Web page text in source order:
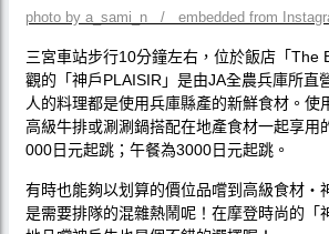
photo by a_sami_n / embedded from
三宮車站步行10分鐘左右，位於飯店「The
觀的「神戶PLAISIR」是由JA全農兵庫所直
人的料理都是使用兵庫縣產的新鮮食材。使
高級牛排或涮涮鍋搭配在地產食材一起享用
000日元起跳；午餐為3000日元起跳。
有時也能夠以划算的價位品嚐到高級食材‧
是需要排隊的混雜熱鬧呢！在摩登時尚的「